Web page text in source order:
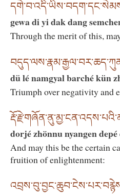
gewa di yi dak dang
Through the merit of this,
dü lé namgyal barché kün
Triumph over negativity and
dorjé zhönnu nyangen
And may this be the certain
fruition of enlightenment: